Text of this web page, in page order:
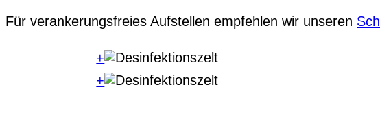
Für verankerungsfreies Aufstellen empfehlen wir unseren
+
+